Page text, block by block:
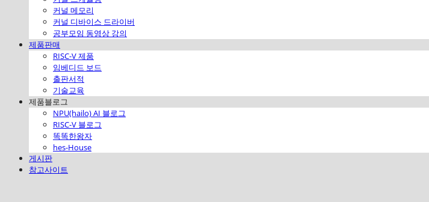
커널 메모리
커널 디바이스 드라이버
공부모임 동영상 강의
제품판매
RISC-V 제품
임베디드 보드
출판서적
기술교육
제품블로그
NPU(hailo) AI 블로그
RISC-V 블로그
똑똑한왕자
hes-House
게시판
참고사이트